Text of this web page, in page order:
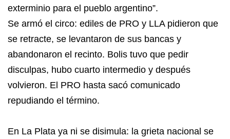
exterminio para el pueblo argentino”.
Se armó el circo: ediles de PRO y LLA pidieron que
se retracte, se levantaron de sus bancas y
abandonaron el recinto. Bolis tuvo que pedir
disculpas, hubo cuarto intermedio y después
volvieron. El PRO hasta sacó comunicado
repudiando el término.
En La Plata ya ni se disimula: la grieta nacional se